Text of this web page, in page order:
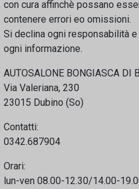
con cura affinchè possano
contenere errori eo omissioni.
Si declina ogni responsabilità
ogni informazione.
AUTOSALONE BONGIASCA DI
Via Valeriana, 230
23015 Dubino (So)
Contatti:
0342.687904
Orari:
lun-ven 08.00-12.30/14.00-